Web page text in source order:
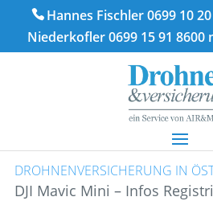
Hannes Fischler 0699 10
Niederkofler 0699 15 91 8600
DROHNENVERSICHERUNG IN
DJI Mavic Mini – Infos